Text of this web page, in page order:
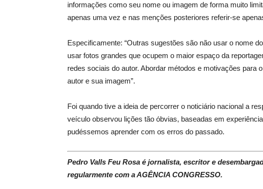
informações como seu nome ou imagem de forma muito
apenas uma vez e nas menções posteriores referir-se
Especificamente: “Outras sugestões são não usar o nome
usar fotos grandes que ocupem o maior espaço da
redes sociais do autor. Abordar métodos e motivações para
autor e sua imagem”.
Foi quando tive a ideia de percorrer o noticiário nacional a
veículo observou lições tão óbvias, baseadas em
pudéssemos aprender com os erros do passado.
Pedro Valls Feu Rosa é jornalista, escritor e
regularmente com a AGÊNCIA CONGRESSO.